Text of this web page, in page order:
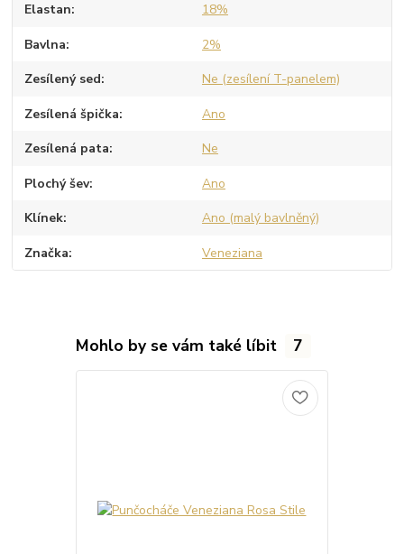
Elastan 18%
Bavlna 2%
Zesílený sed Ne (zesílení T-panelem)
Zesílená špička Ano
Zesílená pata Ne
Plochý šev Ano
Klínek Ano (malý bavlněný)
Značka Veneziana
Mohlo by se vám také líbit 7